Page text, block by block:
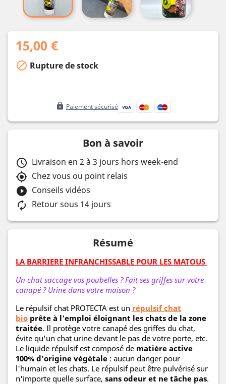
15,00 €
 Rupture de stock
lock Paiement sécurisé
Bon à savoir
schedule Livraison en 2 à 3 jours hors week-end
my_location Chez vous ou point relais
play_circle_filled Conseils vidéos
autorenew Retour sous 14 jours
Résumé
LA BARRIERE INFRANCHISSABLE POUR LES MATOUS
Un chat saccage vos poubelles ? Fait ses griffes sur votre
canapé ? Urine dans votre maison ?
Le répulsif chat PROTECTA est un répulsif chat
bio prête à l'emploi éloignant les chats de la zone
traitée. Il protège votre canapé des griffes du chat,
évite qu'un chat urine devant le pas de votre porte, etc.
Le liquide répulsif est composé de matière active
100% d'origine végétale : aucun danger pour
l'humain et les chats. Le répulsif peut être pulvérisé sur
n'importe quelle surface, sans odeur et ne tâche pas.